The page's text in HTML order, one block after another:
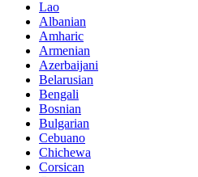
Lao
Albanian
Amharic
Armenian
Azerbaijani
Belarusian
Bengali
Bosnian
Bulgarian
Cebuano
Chichewa
Corsican